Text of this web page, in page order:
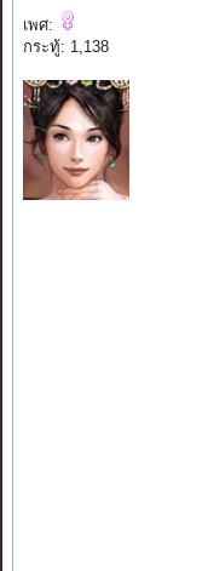
เพศ:
กระทู้: 1,138